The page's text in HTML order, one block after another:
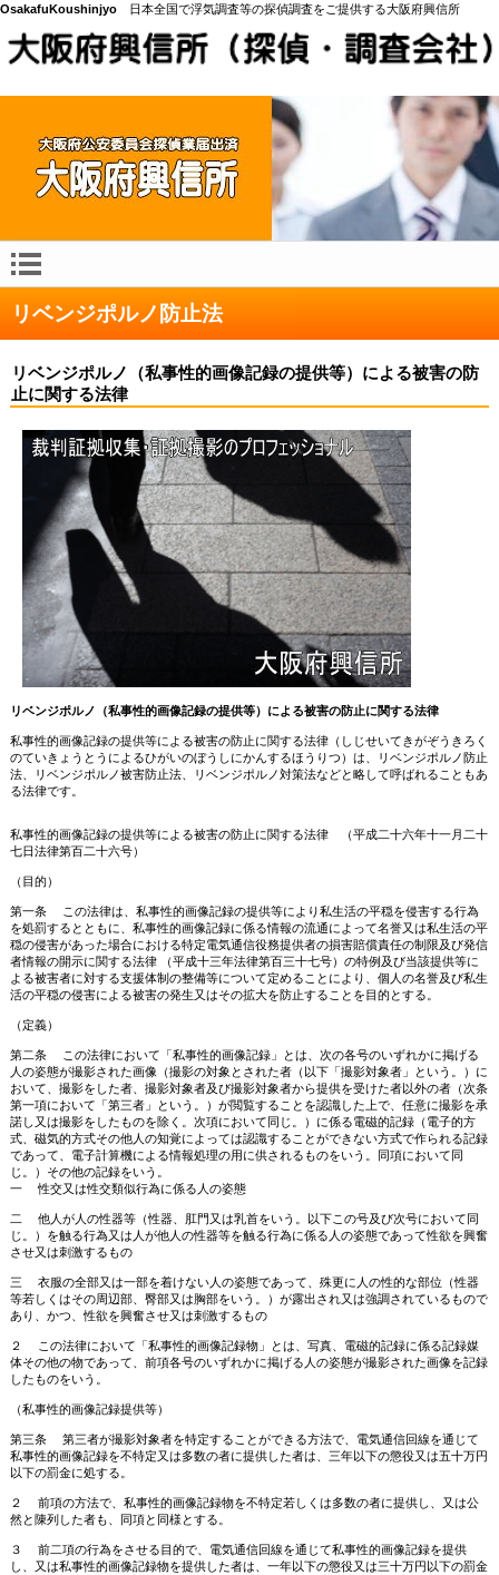
OsakafuKoushinjyo 日本全国で浮気調査等の探偵調査をご提供する大阪府興信所
リベンジポルノ防止法
リベンジポルノ（私事性的画像記録の提供等）による被害の防
止に関する法律
リベンジポルノ（私事性的画像記録の提供等）による被害の防止に関する法律
私事性的画像記録の提供等による被害の防止に関する法律（しじせいてきがぞうきろく
のていきょうとうによるひがいのぼうしにかんするほうりつ）は、リベンジポルノ防止
法、リベンジポルノ被害防止法、リベンジポルノ対策法などと略して呼ばれることもあ
る法律です。
私事性的画像記録の提供等による被害の防止に関する法律 （平成二十六年十一月二十
七日法律第百二十六号）
（目的）
第一条 この法律は、私事性的画像記録の提供等により私生活の平穏を侵害する行為
を処罰するとともに、私事性的画像記録に係る情報の流通によって名誉又は私生活の平
穏の侵害があった場合における特定電気通信役務提供者の損害賠償責任の制限及び発信
者情報の開示に関する法律 （平成十三年法律第百三十七号）の特例及び当該提供等に
よる被害者に対する支援体制の整備等について定めることにより、個人の名誉及び私生
活の平穏の侵害による被害の発生又はその拡大を防止することを目的とする。
（定義）
第二条 この法律において「私事性的画像記録」とは、次の各号のいずれかに掲げる
人の姿態が撮影された画像（撮影の対象とされた者（以下「撮影対象者」という。）に
おいて、撮影をした者、撮影対象者及び撮影対象者から提供を受けた者以外の者（次条
第一項において「第三者」という。）が閲覧することを認識した上で、任意に撮影を承
諾し又は撮影をしたものを除く。次項において同じ。）に係る電磁的記録（電子的方
式、磁気的方式その他人の知覚によっては認識することができない方式で作られる記録
であって、電子計算機による情報処理の用に供されるものをいう。同項において同
じ。）その他の記録をいう。
一 性交又は性交類似行為に係る人の姿態
二 他人が人の性器等（性器、肛門又は乳首をいう。以下この号及び次号において同
じ。）を触る行為又は人が他人の性器等を触る行為に係る人の姿態であって性欲を興奮
させ又は刺激するもの
三 衣服の全部又は一部を着けない人の姿態であって、殊更に人の性的な部位（性器
等若しくはその周辺部、臀部又は胸部をいう。）が露出され又は強調されているもので
あり、かつ、性欲を興奮させ又は刺激するもの
２ この法律において「私事性的画像記録物」とは、写真、電磁的記録に係る記録媒
体その他の物であって、前項各号のいずれかに掲げる人の姿態が撮影された画像を記録
したものをいう。
（私事性的画像記録提供等）
第三条 第三者が撮影対象者を特定することができる方法で、電気通信回線を通じて
私事性的画像記録を不特定又は多数の者に提供した者は、三年以下の懲役又は五十万円
以下の罰金に処する。
２ 前項の方法で、私事性的画像記録物を不特定若しくは多数の者に提供し、又は公
然と陳列した者も、同項と同様とする。
３ 前二項の行為をさせる目的で、電気通信回線を通じて私事性的画像記録を提供
し、又は私事性的画像記録物を提供した者は、一年以下の懲役又は三十万円以下の罰金